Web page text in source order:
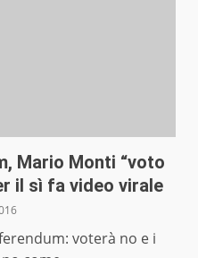
Mario Monti “voto
il sì fa video virale
voterà no e i